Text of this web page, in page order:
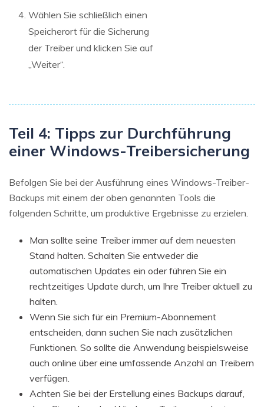
Wählen Sie schließlich einen
Speicherort für die Sicherung
der Treiber und klicken Sie auf
„Weiter“.
Teil 4: Tipps zur Durchführung
einer Windows-Treibersicherung
Befolgen Sie bei der Ausführung eines Windows-Treiber-
Backups mit einem der oben genannten Tools die
folgenden Schritte, um produktive Ergebnisse zu erzielen.
Man sollte seine Treiber immer auf dem neuesten
Stand halten. Schalten Sie entweder die
automatischen Updates ein oder führen Sie ein
rechtzeitiges Update durch, um Ihre Treiber aktuell zu
halten.
Wenn Sie sich für ein Premium-Abonnement
entscheiden, dann suchen Sie nach zusätzlichen
Funktionen. So sollte die Anwendung beispielsweise
auch online über eine umfassende Anzahl an Treibern
verfügen.
Achten Sie bei der Erstellung eines Backups darauf,